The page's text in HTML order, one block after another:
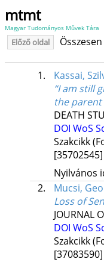
mtmt
Magyar Tudományos Művek Tára
Előző oldal
1. Kassai,
“I am still
the parent
DEATH
DOI WoS
Szakcikk
[35702545]
Nyilvános
2.
Mucsi,
Loss of
JOURNAL
DOI WoS
Szakcikk
[37083590]